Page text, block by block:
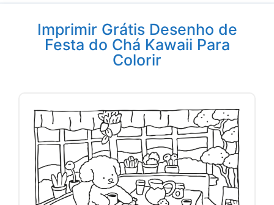
Imprimir Grátis Desenho de
Festa do Chá Kawaii Para
Colorir